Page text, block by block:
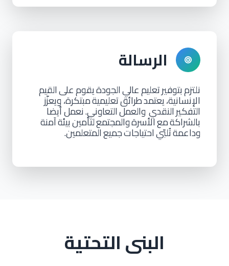
الرسالة
نلتزمبتوفيرتعليمعالي الجودةيقومعلى القيم
الإنسانية،يعتمدطرائقتعليميةمبتكرة، ويعزّز
التفكيرالنقدي والعملالتعاوني. نعمل أيضا
بالشراكةمعالأسرةوالمجتمعلتأمينبيئةآمنة
وداعمةتُلبّياحتياجاتجميعالمتعلمين.
البنى التحتية